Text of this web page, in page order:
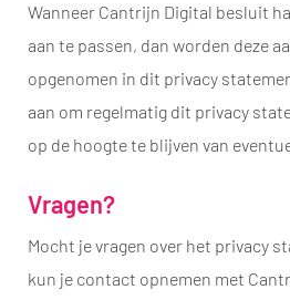
Wanneer Cantrijn Digital besluit
aan te passen, dan worden deze
opgenomen in dit privacy
aan om regelmatig dit privacy
op de hoogte te blijven van
Vragen?
Mocht je vragen over het privacy
kun je contact opnemen met